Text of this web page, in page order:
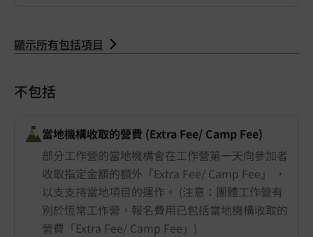
顯示所有包括項目
不包括
當地機構收取的營費 (Extra Fee/ Camp Fee)
部分工作營的當地機構會在工作營第一天向參加者
收取指定金額的額外「Extra Fee/ Camp Fee」 ，
以支支持當地項目的運作。 (注意：團體工作營有
別於恆常工作營，報名費用已包括當地機構收取的
營費「Extra Fee/ Camp Fee」)